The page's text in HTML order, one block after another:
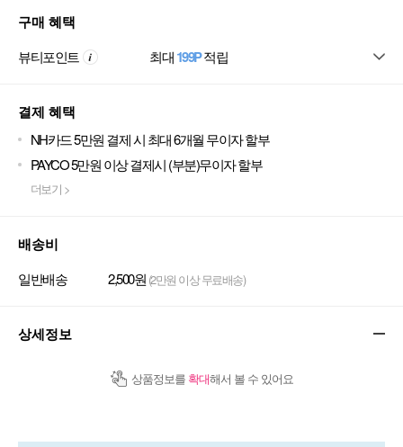
구매 혜택
뷰티포인트 최대199P적립
결제 혜택
NH카드 5만원 결제 시 최대 6개월 무이자 할부
PAYCO 5만원 이상 결제시 (부분)무이자 할부
더보기 >
배송비
일반배송 2,500원 (2만원 이상 무료배송)
상세정보
상품정보를 확대해서 볼 수 있어요